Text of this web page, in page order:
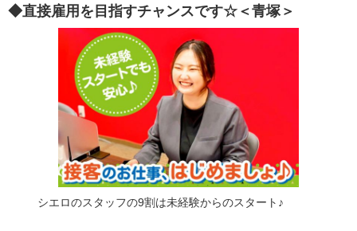
◆直接雇用を目指すチャンスです☆＜青塚＞
シエロのスタッフの9割は未経験からのスタート♪